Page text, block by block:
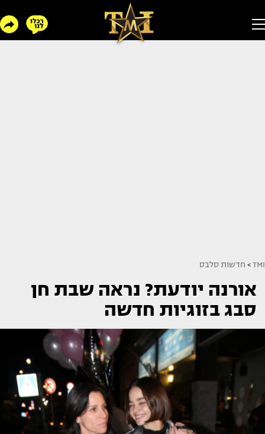
TMI
> חדשות סלבס
אורנה יודעת? נראה שבת חן
סבג בזוגיות חדשה